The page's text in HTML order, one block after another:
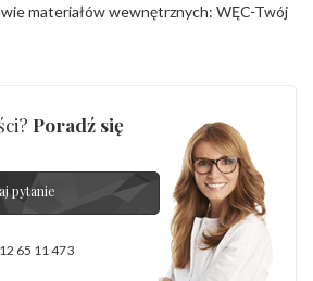
materiałów wewnętrznych: WĘC-Twój
Poradź się
pytanie
65 11 473